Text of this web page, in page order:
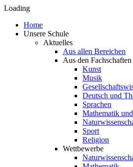
Loading
Home
Unsere Schule
Aktuelles
Aus allen Bereichen
Aus den Fachschaften
Kunst
Musik
Deutsch und
Sprachen
Mathematik
Sport
Religion
Wettbewerbe